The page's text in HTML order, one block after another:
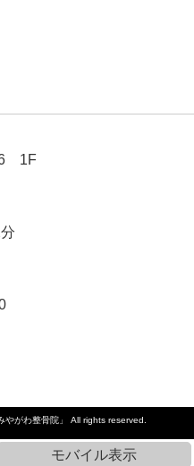
6 1F
がわ整骨院」 All rights reserved.
モバイル表示